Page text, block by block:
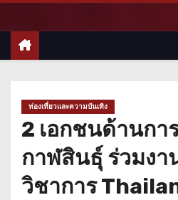
ท่องเที่ยวและความบันเทิง
2 เอกชนด้านกา
กาฬสินธุ์ ร่วมงา
วิชาการ